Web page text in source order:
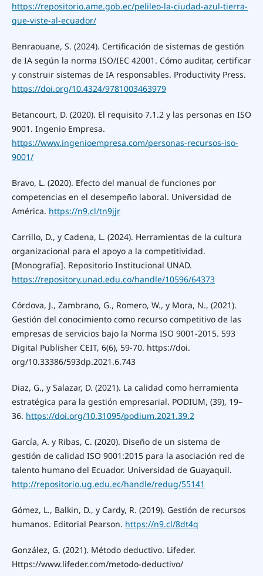
https://repositorio.ame.gob.ec/pelileo-la-ciudad-azul-tierra-
que-viste-al-ecuador/
Benraouane, S. (2024). Certificación de sistemas de gestión
de IA según la norma ISO/IEC 42001. Cómo auditar, certificar
y construir sistemas de IA responsables. Productivity Press.
https://doi.org/10.4324/9781003463979
Betancourt, D. (2020). El requisito 7.1.2 y las personas en ISO
9001. Ingenio Empresa.
https://www.ingenioempresa.com/personas-recursos-iso-
9001/
Bravo, L. (2020). Efecto del manual de funciones por
competencias en el desempeño laboral. Universidad de
América. https://n9.cl/tn9jjr
Carrillo, D., y Cadena, L. (2024). Herramientas de la cultura
organizacional para el apoyo a la competitividad.
[Monografía]. Repositorio Institucional UNAD.
https://repository.unad.edu.co/handle/10596/64373
Córdova, J., Zambrano, G., Romero, W., y Mora, N., (2021).
Gestión del conocimiento como recurso competitivo de las
empresas de servicios bajo la Norma ISO 9001-2015. 593
Digital Publisher CEIT, 6(6), 59-70. https://doi.
org/10.33386/593dp.2021.6.743
Diaz, G., y Salazar, D. (2021). La calidad como herramienta
estratégica para la gestión empresarial. PODIUM, (39), 19–
36. https://doi.org/10.31095/podium.2021.39.2
García, A. y Ribas, C. (2020). Diseño de un sistema de
gestión de calidad ISO 9001:2015 para la asociación red de
talento humano del Ecuador. Universidad de Guayaquil.
http://repositorio.ug.edu.ec/handle/redug/55141
Gómez, L., Balkin, D., y Cardy, R. (2019). Gestión de recursos
humanos. Editorial Pearson. https://n9.cl/8dt4q
González, G. (2021). Método deductivo. Lifeder.
Https://www.lifeder.com/metodo-deductivo/